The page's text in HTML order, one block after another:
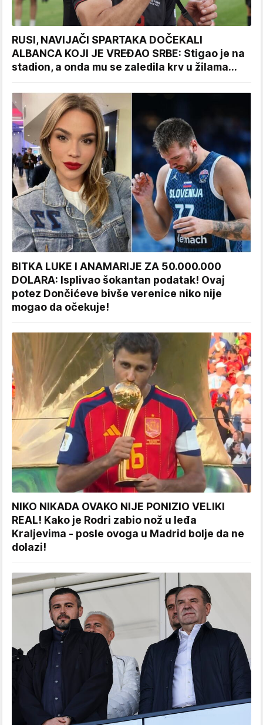
RUSI, NAVIJAČI SPARTAKA DOČEKALI
ALBANCA KOJI JE VREĐAO SRBE: Stigao je na
stadion, a onda mu se zaledila krv u žilama...
BITKA LUKE I ANAMARIJE ZA 50.000.000
DOLARA: Isplivao šokantan podatak! Ovaj
potez Dončićeve bivše verenice niko nije
mogao da očekuje!
NIKO NIKADA OVAKO NIJE PONIZIO VELIKI
REAL! Kako je Rodri zabio nož u leđa
Kraljevima - posle ovoga u Madrid bolje da ne
dolazi!